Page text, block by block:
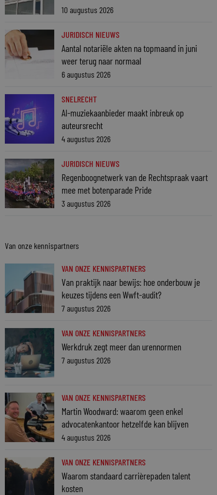
10 augustus 2026
JURIDISCH NIEUWS
Aantal notariële akten na topmaand in juni
weer terug naar normaal
6 augustus 2026
SNELRECHT
AI-muziekaanbieder maakt inbreuk op
auteursrecht
4 augustus 2026
JURIDISCH NIEUWS
Regenboognetwerk van de Rechtspraak vaart
mee met botenparade Pride
3 augustus 2026
Van onze kennispartners
VAN ONZE KENNISPARTNERS
Van praktijk naar bewijs: hoe onderbouw je
keuzes tijdens een Wwft-audit?
7 augustus 2026
VAN ONZE KENNISPARTNERS
Werkdruk zegt meer dan urennormen
7 augustus 2026
VAN ONZE KENNISPARTNERS
Martin Woodward: waarom geen enkel
advocatenkantoor hetzelfde kan blijven
4 augustus 2026
VAN ONZE KENNISPARTNERS
Waarom standaard carrièrepaden talent
kosten